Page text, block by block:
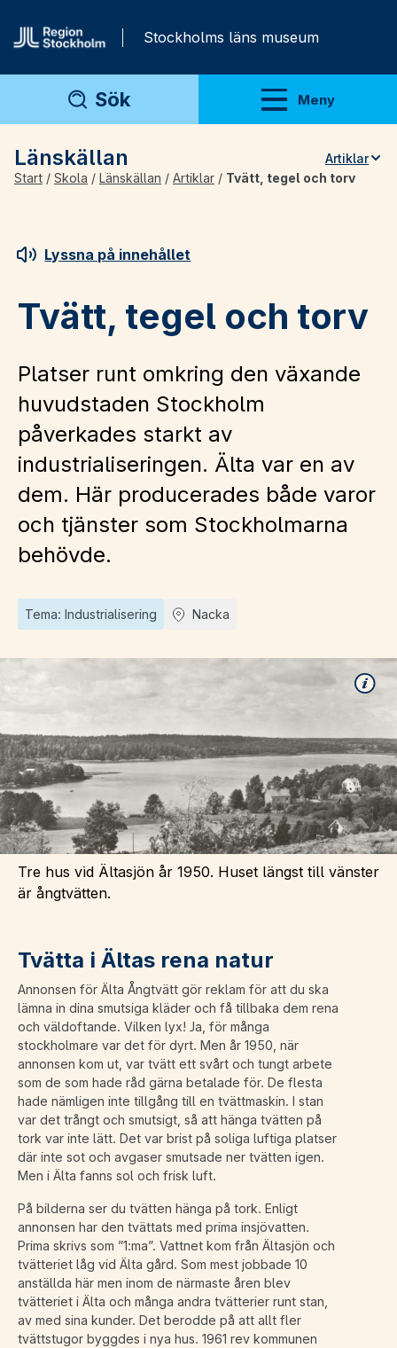
Stockholms läns museum
Sök Meny
Visa meny
Länskällan
Artiklar
Teman
Arkivmaterial
Start / Skola / Länskällan / Artiklar / Tvätt, tegel och torv
Lyssna på innehållet
Tvätt, tegel och torv
Platser runt omkring den växande
huvudstaden Stockholm
påverkades starkt av
industrialiseringen. Älta var en av
dem. Här producerades både varor
och tjänster som Stockholmarna
behövde.
Tema: Industrialisering Nacka
Tre hus vid Ältasjön år 1950. Huset längst till vänster
är ångtvätten.
Tvätta i Ältas rena natur
Annonsen för Älta Ångtvätt gör reklam för att du ska
lämna in dina smutsiga kläder och få tillbaka dem rena
och väldoftande. Vilken lyx! Ja, för många
stockholmare var det för dyrt. Men år 1950, när
annonsen kom ut, var tvätt ett svårt och tungt arbete
som de som hade råd gärna betalade för. De flesta
hade nämligen inte tillgång till en tvättmaskin. I stan
var det trångt och smutsigt, så att hänga tvätten på
tork var inte lätt. Det var brist på soliga luftiga platser
där inte sot och avgaser smutsade ner tvätten igen.
Men i Älta fanns sol och frisk luft.
På bilderna ser du tvätten hänga på tork. Enligt
annonsen har den tvättats med prima insjövatten.
Prima skrivs som ”1:ma”. Vattnet kom från Ältasjön och
tvätteriet låg vid Älta gård. Som mest jobbade 10
anställda här men inom de närmaste åren blev
tvätteriet i Älta och många andra tvätterier runt stan,
av med sina kunder. Det berodde på att allt fler
tvättstugor byggdes i nya hus. 1961 rev kommunen